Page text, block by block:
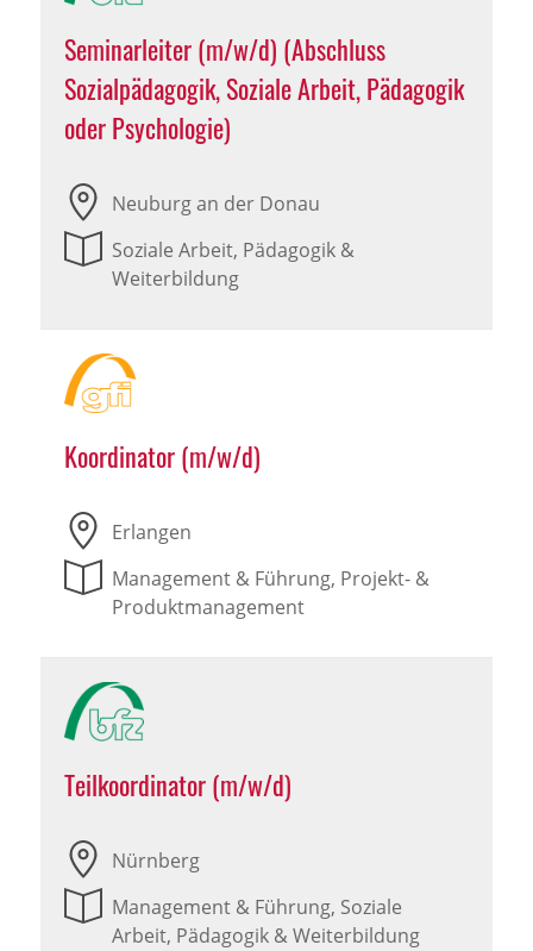
Seminarleiter (m/w/d) (Abschluss
Sozialpädagogik, Soziale Arbeit, Pädagogik
oder Psychologie)
Neuburg an der Donau
Soziale Arbeit, Pädagogik &
Weiterbildung
Koordinator (m/w/d)
Erlangen
Management & Führung, Projekt- &
Produktmanagement
Teilkoordinator (m/w/d)
Nürnberg
Management & Führung, Soziale
Arbeit, Pädagogik & Weiterbildung